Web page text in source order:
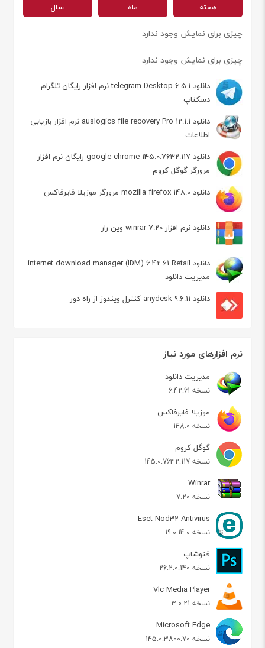
هفته ماه سال
چیزی برای نمایش وجود ندارد
چیزی برای نمایش وجود ندارد
دانلود telegram Desktop 6.5.1 نرم افزار رایگان تلگرام
دسکتاپ
دانلود auslogics file recovery Pro 12.1.1 نرم افزار بازیابی
اطلاعات
دانلود google chrome 145.0.7632.117 رایگان نرم افزار
مرورگر گوگل کروم
دانلود mozilla firefox 148.0 مرورگر موزیلا فایرفاکس
دانلود نرم افزار winrar 7.20 وین رار
دانلود internet download manager (IDM) 6.42.61 Retail
مدیریت دانلود
دانلود anydesk 9.6.11 کنترل ویندوز از راه دور
نرم افزارهای مورد نیاز
مدیریت دانلود
نسخه 6.42.61
موزیلا فایرفاکس
نسخه 148.0
گوگل کروم
نسخه 145.0.7632.117
Winrar
نسخه 7.20
Eset Nod32 Antivirus
نسخه 19.0.14.0
فتوشاپ
نسخه 26.2.0.140
Vlc Media Player
نسخه 3.0.21
Microsoft Edge
نسخه 145.0.3800.70